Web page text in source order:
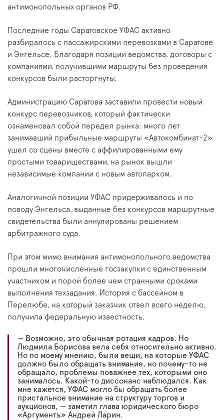
антимонопольных органов РФ.
Последние годы Саратовское УФАС активно
разбиралось с пассажирскими перевозками в Саратове
и Энгельсе. Благодаря позиции ведомства, договоры с
компаниями, получившими маршруты без проведения
конкурсов были расторгнуты.
Администрацию Саратова заставили провести новый
конкурс перевозчиков, который фактически
ознаменовал собой передел рынка: много лет
занимавший прибыльные маршруты «Автокомбинат-2»
ушел со сцены вместе с аффилированными ему
простыми товариществами, на рынок вышли
независимые компании с новым автопарком.
Аналогичной позиции УФАС придерживалось и по
поводу Энгельса, выданные без конкурсов маршрутные
свидетельства были аннулированы решением
арбитражного суда.
При этом мимо внимания антимонопольного ведомства
прошли многочисленные госзакупки с единственным
участником и порой более чем странными сроками
выполнения техзадания. История с бассейном в
Перелюбе, на который заказчик отвел всего неделю,
получила федеральную известность.
— Возможно, это обычная ротация кадров. Но
Людмила Борисова вела себя относительно активно.
Но по моему мнению, были вещи, на которые УФАС
должно было обращать внимание, но почему-то не
обращало, проблемы поважнее тех, которыми оно
занималось. Какой-то диссонанс наблюдался. Как
мне кажется, УФАС могло бы обращать более
пристальное внимание на структуру торгов и
аукционов, — заметил глава юридического бюро
«Аргументъ» Андрей Ларин.